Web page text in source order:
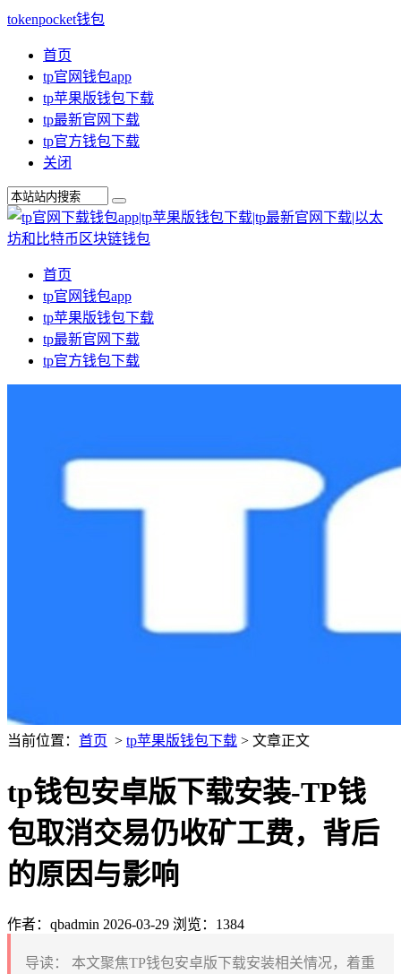
tokenpocket钱包
首页
tp官网钱包app
tp苹果版钱包下载
tp最新官网下载
tp官方钱包下载
关闭
首页
tp官网钱包app
tp苹果版钱包下载
tp最新官网下载
tp官方钱包下载
当前位置： 首页 > tp苹果版钱包下载 > 文章正文
tp钱包安卓版下载安装-TP钱
包取消交易仍收矿工费，背后
的原因与影响
作者：qbadmin 2026-03-29 浏览：1384
导读：
本文聚焦TP钱包安卓版下载安装相关情况，着重